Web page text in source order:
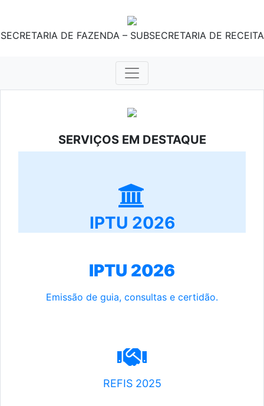
SECRETARIA DE FAZENDA – SUBSECRETARIA DE RECEITA
SERVIÇOS EM DESTAQUE
IPTU 2026
IPTU 2026
Emissão de guia, consultas e certidão.
REFIS 2025